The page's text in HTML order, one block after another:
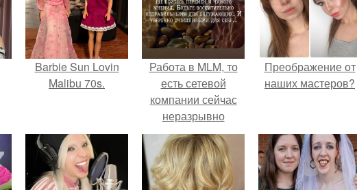
Barbie Sun Lovin
Malibu 70s.
Работа в MLM, то
есть сетевой
компании сейчас
неразрывно
связана с создание
своего контента,
своей страницы в
соц сетях.
Преображение от
наших мастеров?